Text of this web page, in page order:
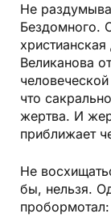
Не
Бездомного.
Великанова
что
жертва. И
приближает
Не
бы, нельзя.